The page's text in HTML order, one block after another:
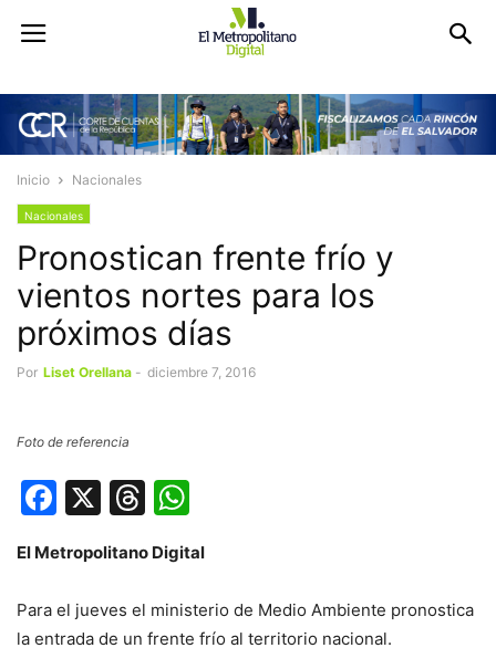
Inicio Nacionales
Nacionales
Pronostican frente frío y
vientos nortes para los
próximos días
Por Liset Orellana - diciembre 7, 2016
Foto de referencia
Facebook
X Threads
El Metropolitano Digital
Para el jueves el ministerio de Medio Ambiente pronostica
la entrada de un frente frío al territorio nacional.